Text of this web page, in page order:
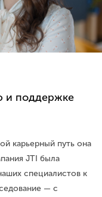
и поддержке
карьерный путь она
JTI была
специалистов к
— с